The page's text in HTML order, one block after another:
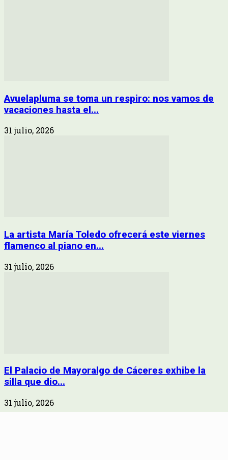
Avuelapluma se toma un respiro: nos vamos de
vacaciones hasta el...
31 julio, 2026
La artista María Toledo ofrecerá este viernes
flamenco al piano en...
31 julio, 2026
El Palacio de Mayoralgo de Cáceres exhibe la
silla que dio...
31 julio, 2026